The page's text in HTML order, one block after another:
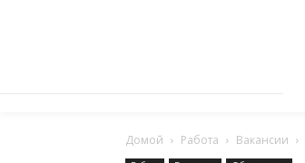
Домой Работа Вакансии